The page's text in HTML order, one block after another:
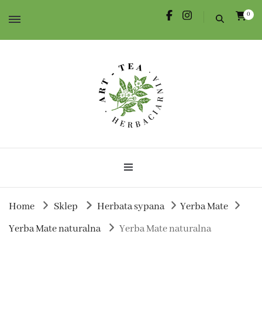
0
Herbaciarnia Art-Tea
Home Sklep Herbata sypana
Yerba Mate
Yerba Mate naturalna
Yerba Mate naturalna